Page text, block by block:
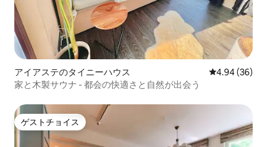
アイアステのタイニーハウス レビュー36
4.94 (36)
家と木製サウナ - 都会の快適さと自然が出会う
ゲストチョイス
ゲストチョイス